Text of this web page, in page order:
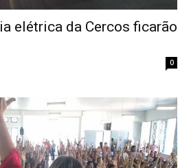
elétrica da Cercos ficarão
0